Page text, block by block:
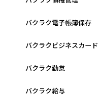
バクラク電子帳簿保存
バクラクビジネスカード
バクラク勤怠
バクラク給与